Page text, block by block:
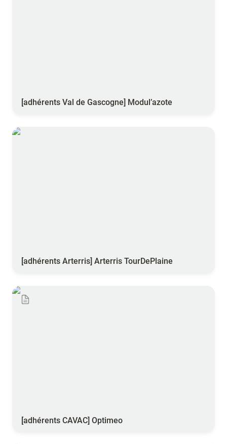
[adhérents Val de Gascogne] Modul’azote
[adhérents Arterris] Arterris TourDePlaine
[adhérents Arterris] Arterris TourDePlaine
[adhérents CAVAC] Optimeo
[adhérents CAVAC] Optimeo